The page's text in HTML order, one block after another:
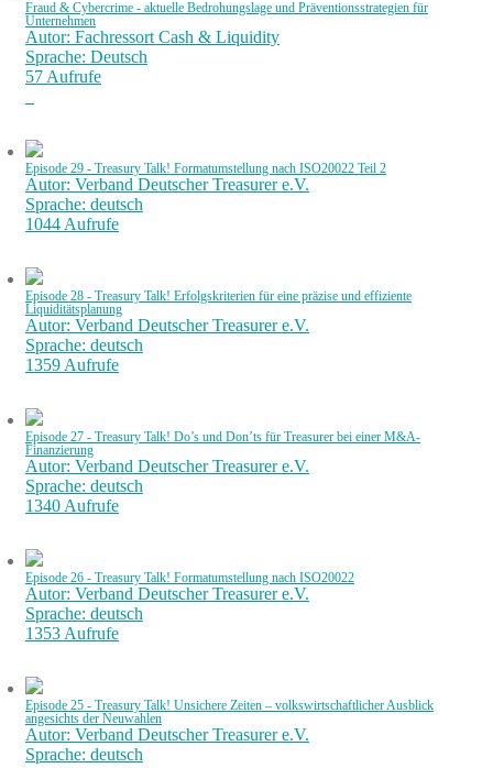
Fraud & Cybercrime - aktuelle Bedrohungslage und Präventionsstrategien für
Unternehmen
Autor: Fachressort Cash & Liquidity
Sprache: Deutsch
57 Aufrufe
Episode 29 - Treasury Talk! Formatumstellung nach ISO20022 Teil 2
Autor: Verband Deutscher Treasurer e.V.
Sprache: deutsch
1044 Aufrufe
Episode 28 - Treasury Talk! Erfolgskriterien für eine präzise und effiziente
Liquiditätsplanung
Autor: Verband Deutscher Treasurer e.V.
Sprache: deutsch
1359 Aufrufe
Episode 27 - Treasury Talk! Do’s und Don’ts für Treasurer bei einer M&A-
Finanzierung
Autor: Verband Deutscher Treasurer e.V.
Sprache: deutsch
1340 Aufrufe
Episode 26 - Treasury Talk! Formatumstellung nach ISO20022
Autor: Verband Deutscher Treasurer e.V.
Sprache: deutsch
1353 Aufrufe
Episode 25 - Treasury Talk! Unsichere Zeiten – volkswirtschaftlicher Ausblick
angesichts der Neuwahlen
Autor: Verband Deutscher Treasurer e.V.
Sprache: deutsch